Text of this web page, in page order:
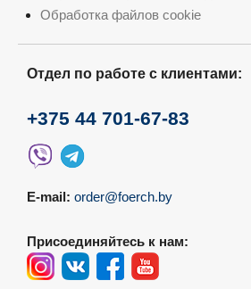
Обработка файлов cookie
Отдел по работе с клиентами:
+375 44 701-67-83
E-mail: order@foerch.by
Присоединяйтесь к нам: